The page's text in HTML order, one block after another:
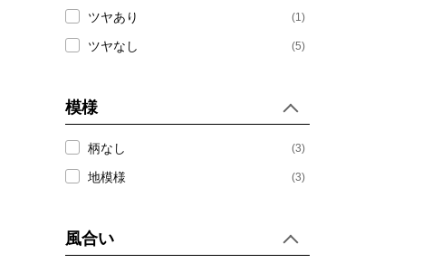
ツヤあり (1)
ツヤなし (5)
模様
柄なし (3)
地模様 (3)
風合い